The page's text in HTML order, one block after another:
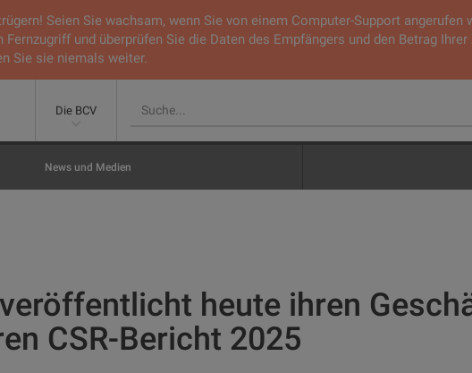
Seien Sie wachsam, wenn Sie von einem Computer-Support angerufen
Fernzugriff und überprüfen Sie die Daten des Empfängers und den Betrag
Sie sie niemals weiter.
Die BCV
News und Medien
heute ihren
CSR-Bericht 2025